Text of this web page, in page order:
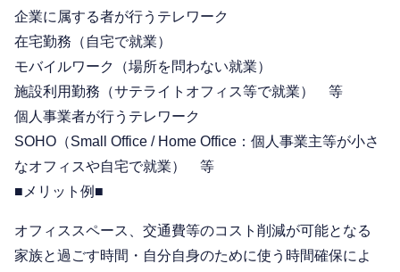
企業に属する者が行うテレワーク
在宅勤務（自宅で就業）
モバイルワーク（場所を問わない就業）
施設利用勤務（サテライトオフィス等で就業） 等
個人事業者が行うテレワーク
SOHO（Small Office / Home Office：個人事業主等が小さ
なオフィスや自宅で就業） 等
■メリット例■
オフィススペース、交通費等のコスト削減が可能となる
家族と過ごす時間・自分自身のために使う時間確保によ